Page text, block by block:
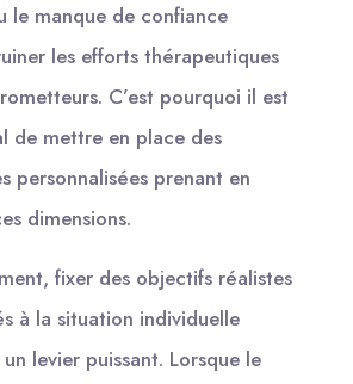
le manque de confiance
les efforts thérapeutiques
C’est pourquoi il est
de mettre en place des
personnalisées prenant en
dimensions.
fixer des objectifs réalistes
à la situation individuelle
levier puissant. Lorsque le